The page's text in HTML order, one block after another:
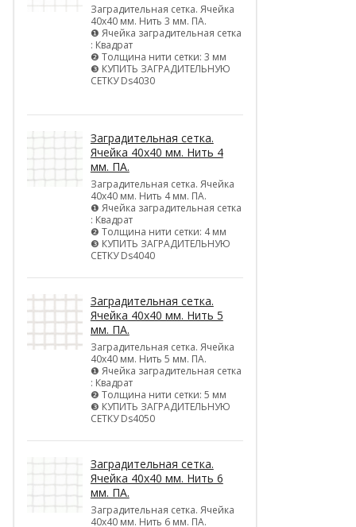
Заградительная сетка. Ячейка
40х40 мм. Нить 3 мм. ПА.
❶ Ячейка заградительная сетка
: Квадрат
❷ Толщина нити сетки: 3 мм
❸ КУПИТЬ ЗАГРАДИТЕЛЬНУЮ
СЕТКУ Ds4030
Заградительная сетка.
Ячейка 40х40 мм. Нить 4
мм. ПА.
Заградительная сетка. Ячейка
40х40 мм. Нить 4 мм. ПА.
❶ Ячейка заградительная сетка
: Квадрат
❷ Толщина нити сетки: 4 мм
❸ КУПИТЬ ЗАГРАДИТЕЛЬНУЮ
СЕТКУ Ds4040
Заградительная сетка.
Ячейка 40х40 мм. Нить 5
мм. ПА.
Заградительная сетка. Ячейка
40х40 мм. Нить 5 мм. ПА.
❶ Ячейка заградительная сетка
: Квадрат
❷ Толщина нити сетки: 5 мм
❸ КУПИТЬ ЗАГРАДИТЕЛЬНУЮ
СЕТКУ Ds4050
Заградительная сетка.
Ячейка 40х40 мм. Нить 6
мм. ПА.
Заградительная сетка. Ячейка
40х40 мм. Нить 6 мм. ПА.